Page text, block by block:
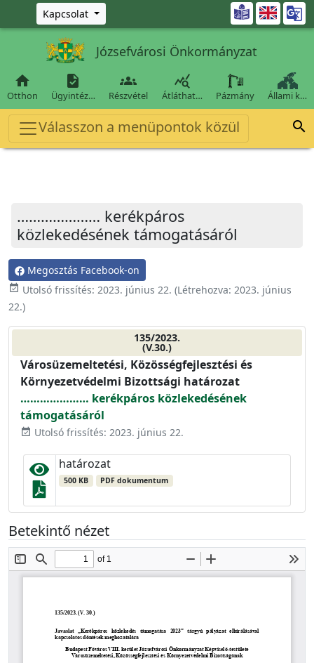
Ugrás a fő tartalomra
Kapcsolat 
Józsefvárosi Önkormányzat

Otthon

Ügyintéz…

Részvétel

Átláthat… Pázmány Állami k…
Válasszon a menüpontok közül 
………………… kerékpáros
közlekedésének támogatásáról
Megosztás Facebook-on
event_available Utolsó frissítés: 2023. június 22. (Létrehozva: 2023. június
22.)
135/2023.
(V.30.)
Városüzemeltetési, Közösségfejlesztési és
Környezetvédelmi Bizottsági határozat
………………… kerékpáros közlekedésének
támogatásáról
event_available Utolsó frissítés: 2023. június 22.
határozat
500 KB PDF dokumentum
Betekintő nézet